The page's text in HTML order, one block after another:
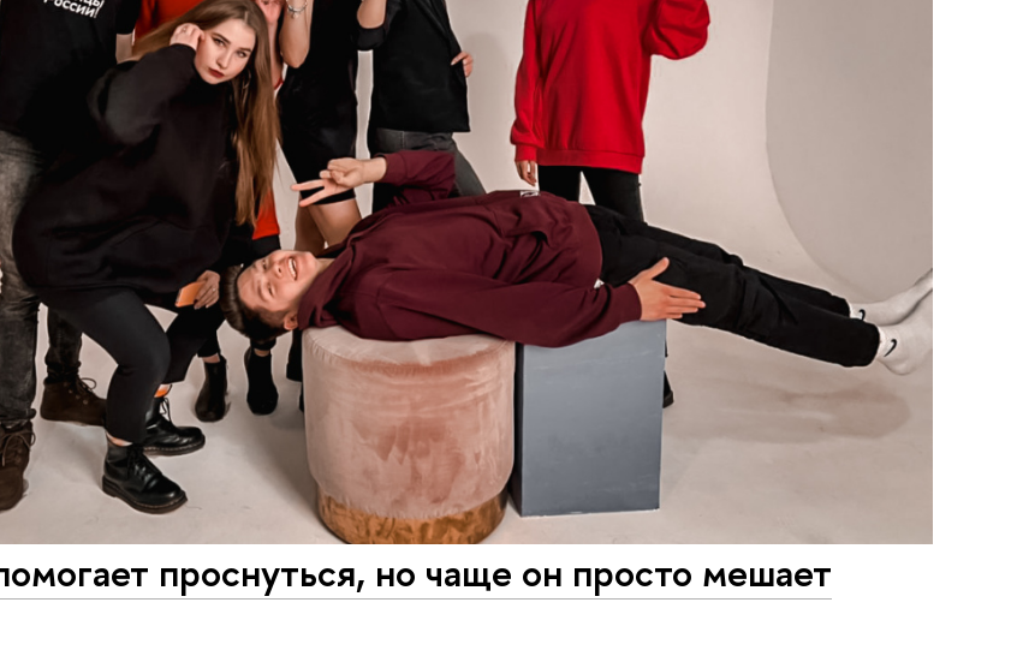
проснуться, но чаще он просто мешает